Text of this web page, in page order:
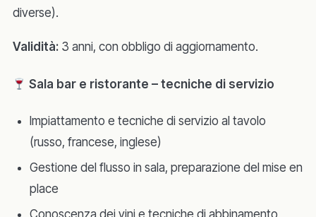
diverse).
Validità:3 anni, con obbligo di aggiornamento.
Sala bar e ristorante – tecniche di servizio
Impiattamento e tecniche di servizio al tavolo
(russo, francese, inglese)
Gestione del flusso in sala, preparazione del mise en
place